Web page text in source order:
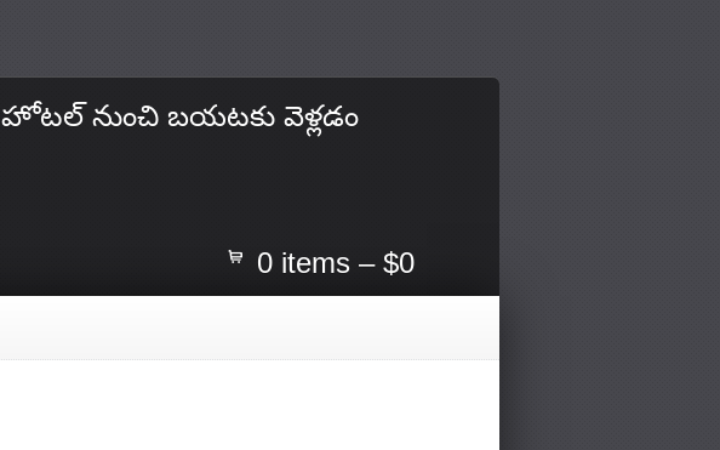
హోటల్ నుంచి బయటకు వెళ్లడం
0 items – $0